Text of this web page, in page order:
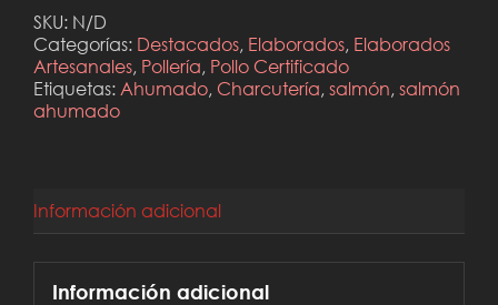
tris)
cantidad
SKU: N/D
Categorías: Destacados, Elaborados, Elaborados
Artesanales, Pollería, Pollo Certificado
Etiquetas:Ahumado, Charcutería,salmón,salmón
ahumado
Información adicional
Información adicional